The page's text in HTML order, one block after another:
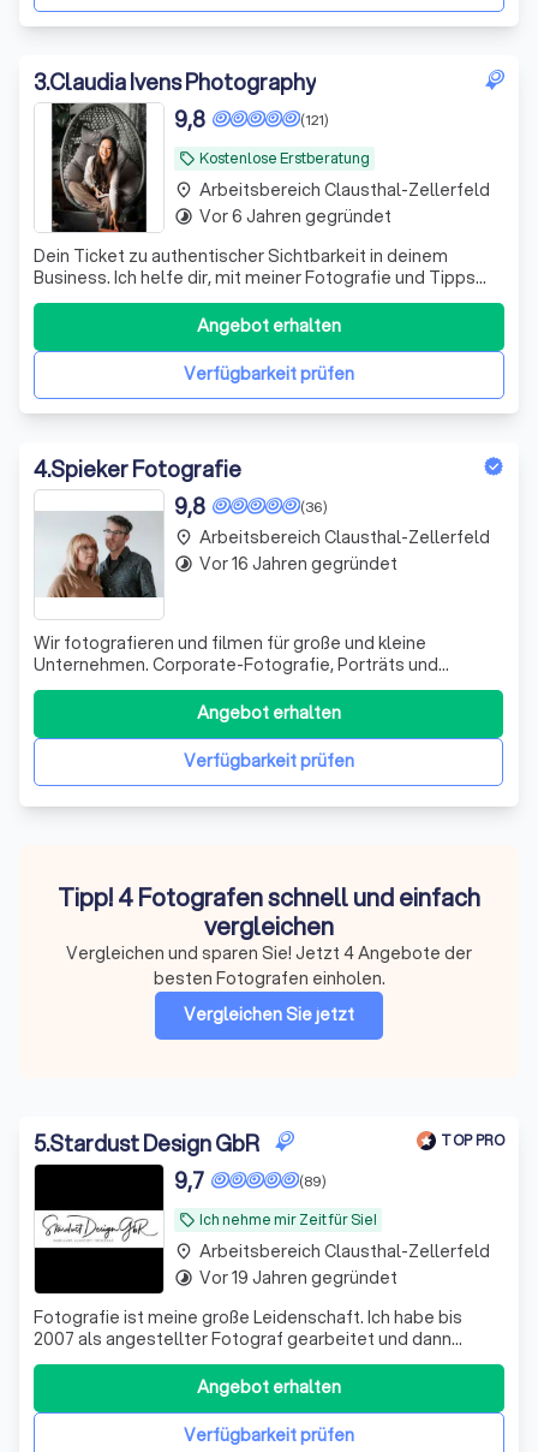
3.Claudia Ivens Photography
local_offer Kostenlose Erstberatung
(121)
9,8
Dein Ticket zu authentischer Sichtbarkeit in deinem
Business. Ich helfe dir, mit meiner Fotografie und Tipps
zum Personal Branding das Herz und die Message des
Unternehmens sichtbar zu machen.
Verfügbarkeit prüfen
Angebot erhalten
place Arbeitsbereich Clausthal-Zellerfeld
timelapse Vor 6 Jahren gegründet
4.Spieker Fotografie
(36)
9,8
Wir fotografieren und filmen für große und kleine
Unternehmen. Corporate-Fotografie, Porträts und
Imagevideos sind unsere Themen.
Verfügbarkeit prüfen
Angebot erhalten
place Arbeitsbereich Clausthal-Zellerfeld
timelapse Vor 16 Jahren gegründet
Tipp! 4 Fotografen schnell und einfach
vergleichen
Vergleichen und sparen Sie! Jetzt 4 Angebote der
besten Fotografen einholen.
Vergleichen Sie jetzt
5.Stardust Design GbR TOP PRO
local_offer Ich nehme mir Zeit für Sie!
(89)
9,7
Fotografie ist meine große Leidenschaft. Ich habe bis
2007 als angestellter Fotograf gearbeitet und dann
meinen großen Traum als selbständiger Fotograf mit
eigenem Fotostudio verwirklicht.
Verfügbarkeit prüfen
Angebot erhalten
place Arbeitsbereich Clausthal-Zellerfeld
timelapse Vor 19 Jahren gegründet